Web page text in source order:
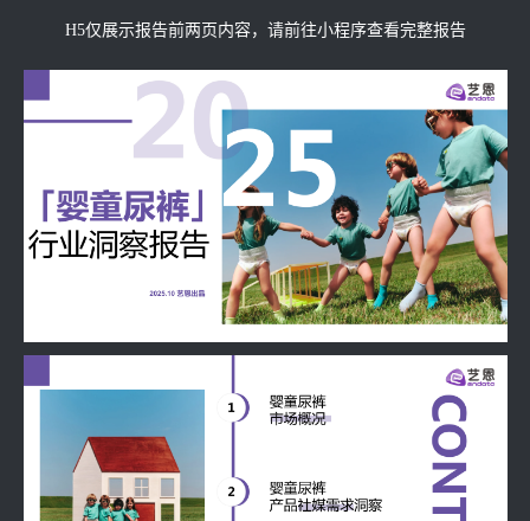
H5仅展示报告前两页内容，请前往小程序查看完整报告